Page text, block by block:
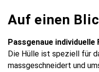
Auf einen
Passgenaue individuelle
Die Hülle ist speziell für
massgeschneidert und